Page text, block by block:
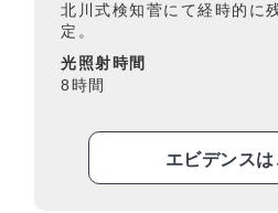
北川式検知菅にて経時的に
定。
光照射時間
8時間
エビデンスは